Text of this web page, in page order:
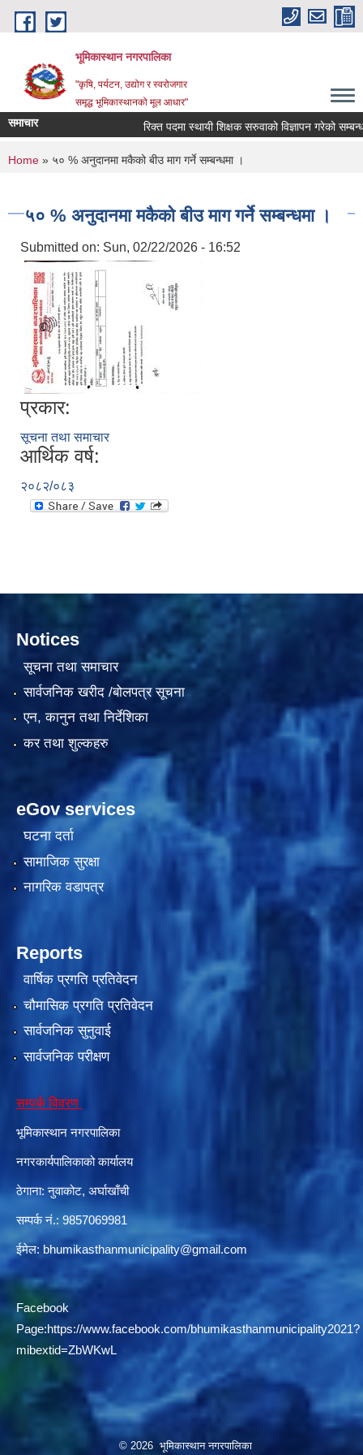
Skip to main content
भूमिकास्थान नगरपालिका
"कृषि, पर्यटन, उद्योग र स्वरोजगार
समृद्ध भूमिकास्थानको मूल आधार"
समाचार रिक्त पदमा स्थायी शिक्षक सरुवाको विज्ञापन गरेको
You are here
Home » ५० % अनुदानमा मकैको बीउ माग गर्ने सम्बन्धमा ।
५० % अनुदानमा मकैको बीउ माग गर्ने सम्बन्धमा ।
Submitted on: Sun, 02/22/2026 - 16:52
प्रकार:
सूचना तथा समाचार
आर्थिक वर्ष:
२०८२/०८३
Notices
सूचना तथा समाचार
सार्वजनिक खरीद /बोलपत्र सूचना
एन, कानुन तथा निर्देशिका
कर तथा शुल्कहरु
eGov services
घटना दर्ता
सामाजिक सुरक्षा
नागरिक वडापत्र
Reports
वार्षिक प्रगति प्रतिवेदन
चौमासिक प्रगति प्रतिवेदन
सार्वजनिक सुनुवाई
सार्वजनिक परीक्षण
सम्पर्क विवरण
भूमिकास्थान नगरपालिका
नगरकार्यपालिकाको कार्यालय
ठेगाना: नुवाकोट, अर्घाखाँची
सम्पर्क नं.: 9857069981
ईमेल: bhumikasthanmunicipality@gmail.com
Facebook
Page:https://www.facebook.com/bhumikasthanmunicipality2021?
mibextid=ZbWKwL
© 2026 भूमिकास्थान नगरपालिका